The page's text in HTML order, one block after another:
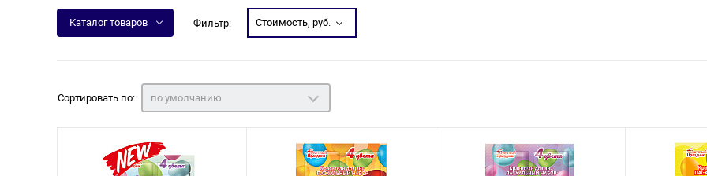
Каталог товаров Фильтр: Стоимость, руб.
Сортировать по: по умолчанию